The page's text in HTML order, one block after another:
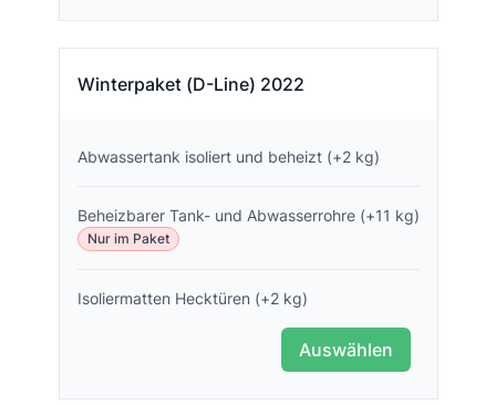
Winterpaket (D-Line) 2022
Abwassertank isoliert und beheizt (+2 kg)
Beheizbarer Tank- und Abwasserrohre (+11 kg)
Nur im Paket
Isoliermatten Hecktüren (+2 kg)
Auswählen